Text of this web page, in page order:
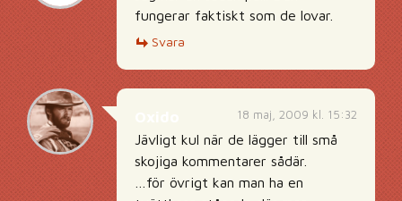
fungerar faktiskt som de lovar.
Svara
18 maj, 2009 kl. 15:32
Jävligt kul när de lägger till små
skojiga kommentarer sådär.
…för övrigt kan man ha en